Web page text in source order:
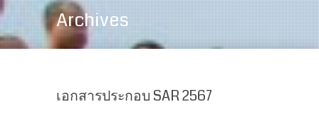
Archives
เอกสารประกอบ SAR 2567